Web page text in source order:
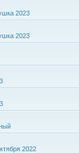
2023
2023
2022